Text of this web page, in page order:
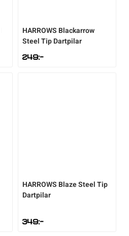
HARROWS Blackarrow
Steel Tip Dartpilar
249:-
HARROWS Blaze Steel Tip
Dartpilar
349:-